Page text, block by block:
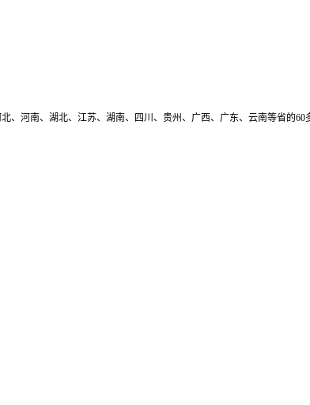
、河南、湖北、江苏、湖南、四川、贵州、广西、广东、云南等省的